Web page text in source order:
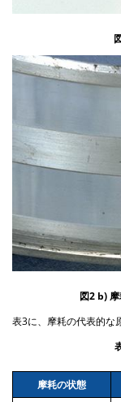
図2 b)
表3に、摩耗の代表的な
摩耗の状態